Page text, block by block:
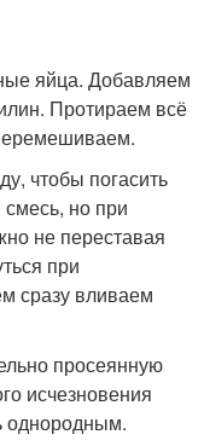
яйца. Добавляем
Протираем всё
чтобы погасить
но при
не переставая
при
сразу вливаем
просеянную
исчезновения
однородным.